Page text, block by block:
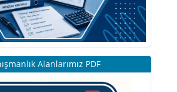
Alanlarımız PDF